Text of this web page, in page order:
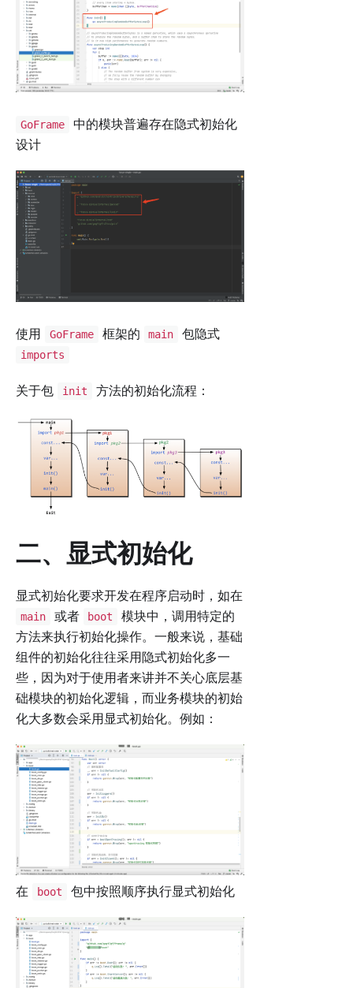
GoFrame
中的模块普遍存在隐式初始化
设计
使用 GoFrame 框架的 main 包隐式
imports
关于包 init 方法的初始化流程：
二、显式初始化
显式初始化要求开发在程序启动时，如在
main 或者 boot
模块中，调用特定的
方法来执行初始化操作。一般来说，基础
组件的初始化往往采用隐式初始化多一
些，因为对于使用者来讲并不关心底层基
础模块的初始化逻辑，而业务模块的初始
化大多数会采用显式初始化。例如：
在 boot 包中按照顺序执行显式初始化